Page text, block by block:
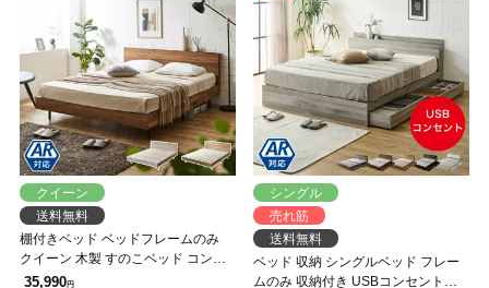
クイーン
送料無料
棚付きベッド ベッドフレームのみ
クイーン 木製 すのこベッド コンセ
ント アーヴィング 【大型家具配
35,990円
シングル
売れ筋
送料無料
ベッド 収納 シングルベッド フレー
ムのみ 収納付き USBコンセント付